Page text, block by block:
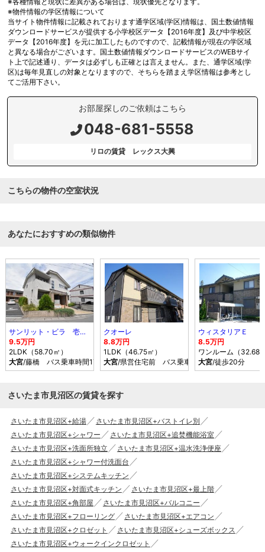
※物件情報の学区情報について
当サイト物件情報に記載されております通学区域(学区)情報は、国土数値情報
ダウンロードサービスが提供する小学校区データ【2016年度】及び中学校区
データ【2016年度】を元に加工したものですので、記載情報が現在の学区域
と異なる場合がございます。国土数値情報ダウンロードサービスのWEBサイ
ト上で記述通り、データは必ずしも正確とは言えません。また、通学区域(学
区)は毎年見直しの対象となりますので、そちらを踏まえ学区情報は参考とし
てご活用下さい。
お部屋探しのご依頼はこちら
048-681-5558
リロの賃貸 レックス大興
こちらの物件の空室状況
あなたにおすすめの類似物件
サンリット・ビラ 壱番館
9.5万円
2LDK（58.70㎡）
大宮/藤橋 バス乗車時間17分 停歩4分
クオーレ
8.8万円
1LDK（46.75㎡）
大宮/県営住宅前 バス乗車時間17分 停歩7分
ウィスタリアＥ
8.5万円
ワンルーム（32.68
大宮/徒歩20分
さいたま市見沼区の賃貸を探す
さいたま市見沼区+給湯
さいたま市見沼区+バストイレ別
さいたま市見沼区+シャワー
さいたま市見沼区+追焚機能浴室
さいたま市見沼区+洗面所独立
さいたま市見沼区+温水洗浄便座
さいたま市見沼区+シャワー付洗面台
さいたま市見沼区+システムキッチン
さいたま市見沼区+対面式キッチン
さいたま市見沼区+最上階
さいたま市見沼区+角部屋
さいたま市見沼区+バルコニー
さいたま市見沼区+フローリング
さいたま市見沼区+エアコン
さいたま市見沼区+クロゼット
さいたま市見沼区+シューズボックス
さいたま市見沼区+ウォークインクロゼット